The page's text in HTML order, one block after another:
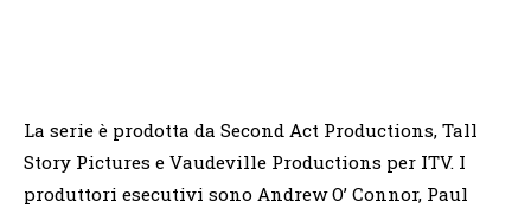
La serie è prodotta da Second Act Productions, Tall
Story Pictures e Vaudeville Productions per ITV. I
produttori esecutivi sono Andrew O’ Connor, Paul